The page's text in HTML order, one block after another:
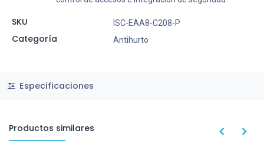
SKU ISC-EAA8-C208-P
Categoría Antihurto
Especificaciones
Productos similares